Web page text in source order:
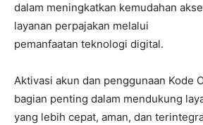
dalam meningkatkan kemudahan
layanan perpajakan melalui
pemanfaatan teknologi digital.
Aktivasi akun dan penggunaan Kode
bagian penting dalam mendukung
yang lebih cepat, aman, dan